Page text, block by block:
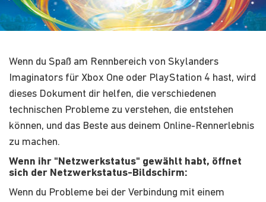
Wenn du Spaß am Rennbereich von Skylanders
Imaginators für Xbox One oder PlayStation 4 hast, wird
dieses Dokument dir helfen, die verschiedenen
technischen Probleme zu verstehen, die entstehen
können, und das Beste aus deinem Online-Rennerlebnis
zu machen.
Wenn ihr "Netzwerkstatus" gewählt habt, öffnet
sich der Netzwerkstatus-Bildschirm:
Wenn du Probleme bei der Verbindung mit einem